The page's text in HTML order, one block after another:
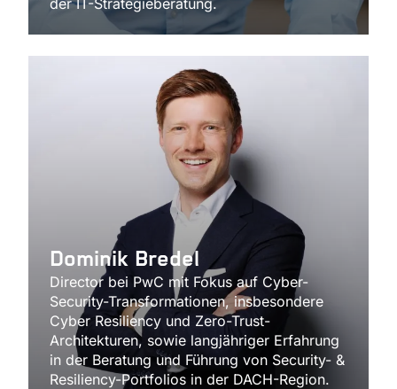
Dominik Bredel
Director bei PwC mit Fokus auf Cyber-
Security-Transformationen, insbesondere
Cyber Resiliency und Zero-Trust-
Architekturen, sowie langjähriger Erfahrung
in der Beratung und Führung von Security- &
Resiliency-Portfolios in der DACH-Region.